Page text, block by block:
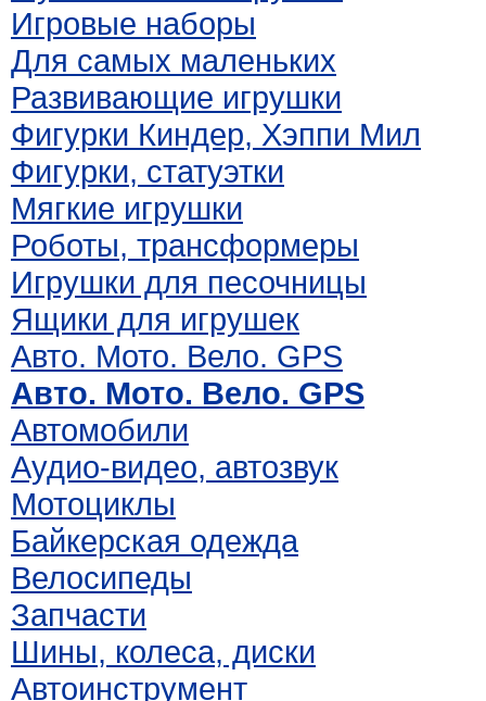
Игровые наборы
Для самых маленьких
Развивающие игрушки
Фигурки Киндер, Хэппи Мил
Фигурки, статуэтки
Мягкие игрушки
Роботы, трансформеры
Игрушки для песочницы
Ящики для игрушек
Авто. Мото. Вело. GPS
Авто. Мото. Вело. GPS
Автомобили
Аудио-видео, автозвук
Мотоциклы
Байкерская одежда
Велосипеды
Запчасти
Шины, колеса, диски
Автоинструмент